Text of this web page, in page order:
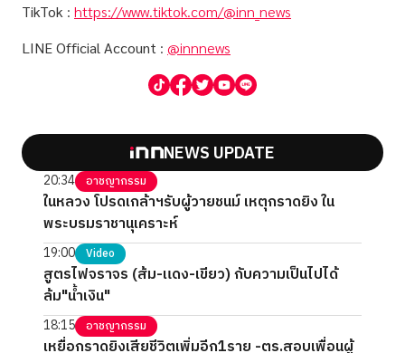
TikTok : https://www.tiktok.com/@inn_news
LINE Official Account : @innnews
NEWS UPDATE
20:34 อาชญากรรม
ในหลวง โปรดเกล้าฯรับผู้วายชนม์ เหตุกราดยิง ใน
พระบรมราชานุเคราะห์
19:00 Video
สูตรไฟจราจร (ส้ม-แดง-เขียว) กับความเป็นไปได้
ล้ม"น้ำเงิน"
18:15 อาชญากรรม
เหยื่อกราดยิงเสียชีวิตเพิ่มอีก1ราย -ตร.สอบเพื่อนผู้